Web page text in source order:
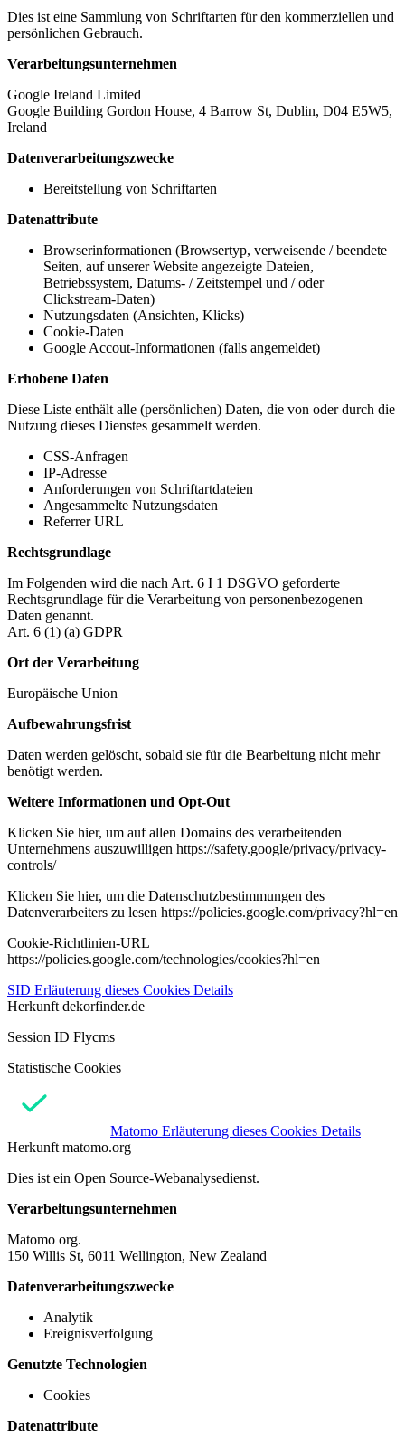
Dies ist eine Sammlung von Schriftarten für den kommerziellen und
persönlichen Gebrauch.
Verarbeitungsunternehmen
Google Ireland Limited
Google Building Gordon House, 4 Barrow St, Dublin, D04 E5W5,
Ireland
Datenverarbeitungszwecke
Bereitstellung von Schriftarten
Datenattribute
Browserinformationen (Browsertyp, verweisende / beendete
Seiten, auf unserer Website angezeigte Dateien,
Betriebssystem, Datums- / Zeitstempel und / oder
Clickstream-Daten)
Nutzungsdaten (Ansichten, Klicks)
Cookie-Daten
Google Accout-Informationen (falls angemeldet)
Erhobene Daten
Diese Liste enthält alle (persönlichen) Daten, die von oder durch die
Nutzung dieses Dienstes gesammelt werden.
CSS-Anfragen
IP-Adresse
Anforderungen von Schriftartdateien
Angesammelte Nutzungsdaten
Referrer URL
Rechtsgrundlage
Im Folgenden wird die nach Art. 6 I 1 DSGVO geforderte
Rechtsgrundlage für die Verarbeitung von personenbezogenen
Daten genannt.
Art. 6 (1) (a) GDPR
Ort der Verarbeitung
Europäische Union
Aufbewahrungsfrist
Daten werden gelöscht, sobald sie für die Bearbeitung nicht mehr
benötigt werden.
Weitere Informationen und Opt-Out
Klicken Sie hier, um auf allen Domains des verarbeitenden
Unternehmens auszuwilligen https://safety.google/privacy/privacy-
controls/
Klicken Sie hier, um die Datenschutzbestimmungen des
Datenverarbeiters zu lesen https://policies.google.com/privacy?hl=en
Cookie-Richtlinien-URL
https://policies.google.com/technologies/cookies?hl=en
SID Erläuterung dieses Cookies Details
Herkunft dekorfinder.de
Session ID Flycms
Statistische Cookies
Matomo Erläuterung dieses Cookies Details
Herkunft matomo.org
Dies ist ein Open Source-Webanalysedienst.
Verarbeitungsunternehmen
Matomo org.
150 Willis St, 6011 Wellington, New Zealand
Datenverarbeitungszwecke
Analytik
Ereignisverfolgung
Genutzte Technologien
Cookies
Datenattribute